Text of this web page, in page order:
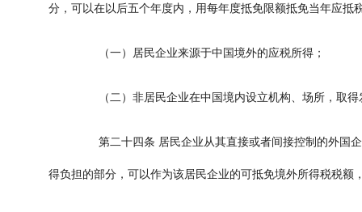
分，可以在以后五个年度内，用每年度抵免限额抵免当年应抵
（一）居民企业来源于中国境外的应税所得；
（二）非居民企业在中国境内设立机构、场所，取得
第二十四条 居民企业从其直接或者间接控制的外国
得负担的部分，可以作为该居民企业的可抵免境外所得税税额